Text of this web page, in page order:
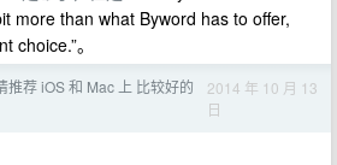
more than what Byword has to offer,
choice.”。
推荐 iOS 和 Mac 上 比较好的
2014 年 10 月 13
日